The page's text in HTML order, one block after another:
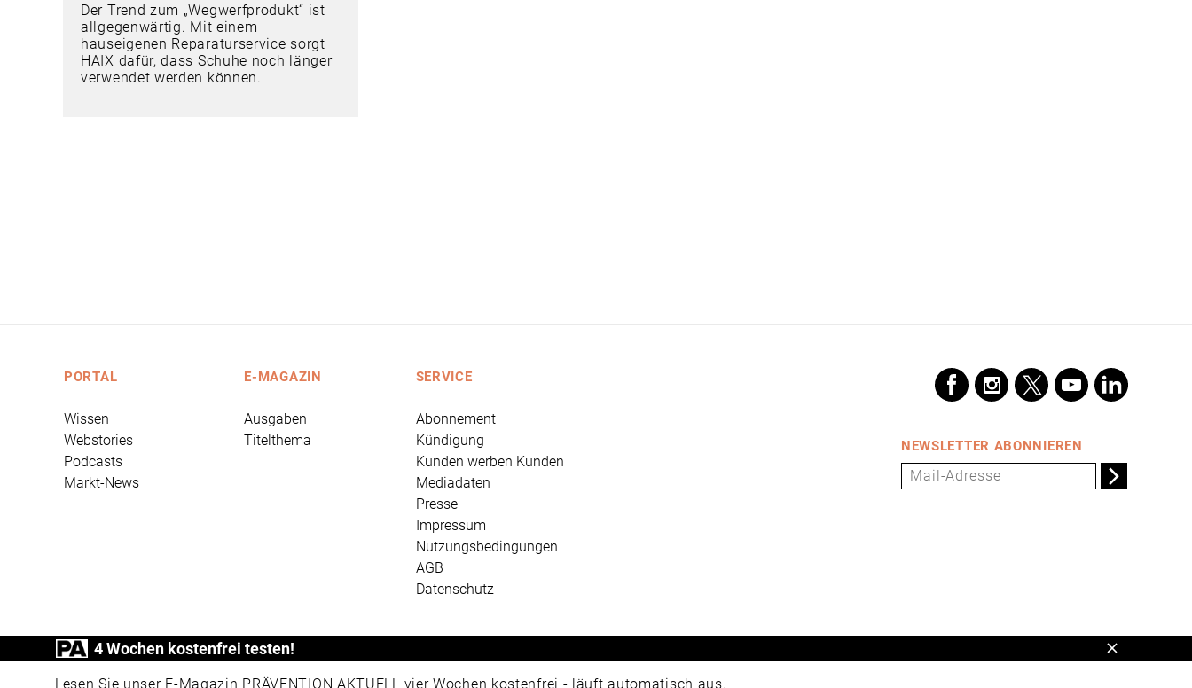
Der Trend zum „Wegwerfprodukt“ ist
allgegenwärtig. Mit einem
hauseigenen Reparaturservice sorgt
HAIX dafür, dass Schuhe noch länger
verwendet werden können.
PORTAL
Wissen
Webstories
Podcasts
Markt-News
E-MAGAZIN
Ausgaben
Titelthema
SERVICE
Abonnement
Kündigung
Kunden werben Kunden
Mediadaten
Presse
Impressum
Nutzungsbedingungen
AGB
Datenschutz
NEWSLETTER ABONNIEREN
4 Wochen kostenfrei testen!
Lesen Sie unser E-Magazin PRÄVENTION AKTUELL vier Wochen kostenfrei - läuft automatisch aus.
Schließen